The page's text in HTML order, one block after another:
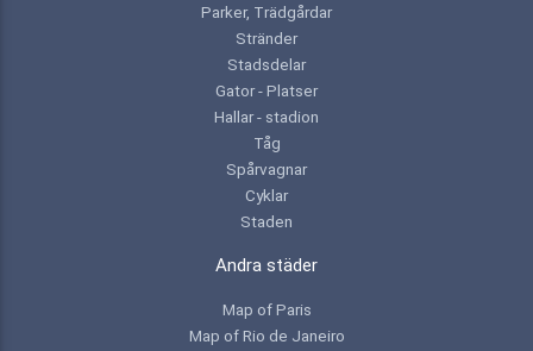
Parker, Trädgårdar
Stränder
Stadsdelar
Gator - Platser
Hallar - stadion
Tåg
Spårvagnar
Cyklar
Staden
Andra städer
Map of Paris
Map of Rio de Janeiro